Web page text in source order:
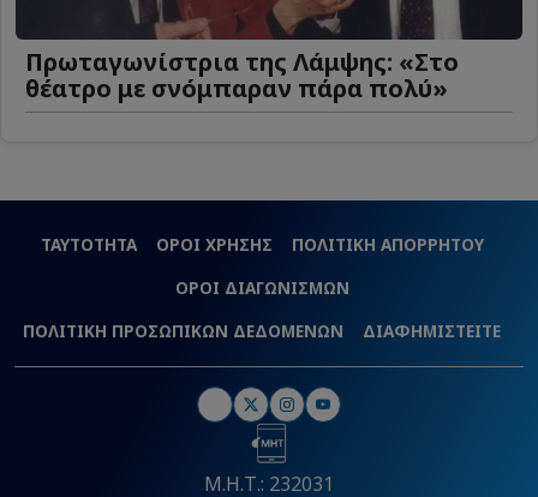
Πρωταγωνίστρια της Λάμψης: «Στο
θέατρο με σνόμπαραν πάρα πολύ»
ΤΑΥΤΟΤΗΤΑ ΟΡΟΙ ΧΡΗΣΗΣ
ΠΟΛΙΤΙΚΗ ΑΠΟΡΡΗΤΟΥ
ΟΡΟΙ ΔΙΑΓΩΝΙΣΜΩΝ
ΠΟΛΙΤΙΚΗ ΠΡΟΣΩΠΙΚΩΝ ΔΕΔΟΜΕΝΩΝ
ΔΙΑΦΗΜΙΣΤΕΙΤΕ
Μ.Η.Τ.: 232031